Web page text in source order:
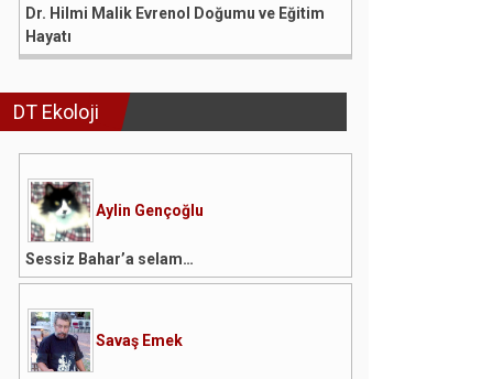
Dr. Hilmi Malik Evrenol Doğumu ve Eğitim
Hayatı
DT Ekoloji
Aylin Gençoğlu
Sessiz Bahar’a selam…
Savaş Emek